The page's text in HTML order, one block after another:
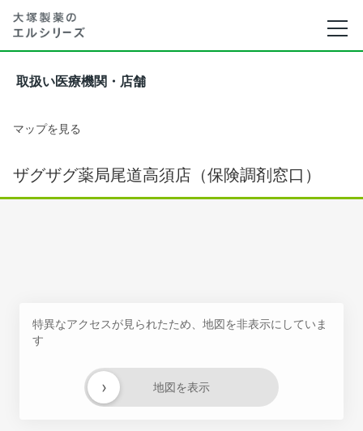
取扱い医療機関・店舗
マップを見る
ザグザグ薬局尾道高須店（保険調剤窓口）
特異なアクセスが見られたため、地図を非表示にしていま
す
地図を表示
›